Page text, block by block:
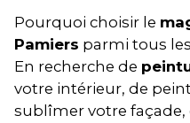
Pourquoi choisir le
Pamiers parmi tous
En recherche de
votre intérieur, de
sublîmer votre